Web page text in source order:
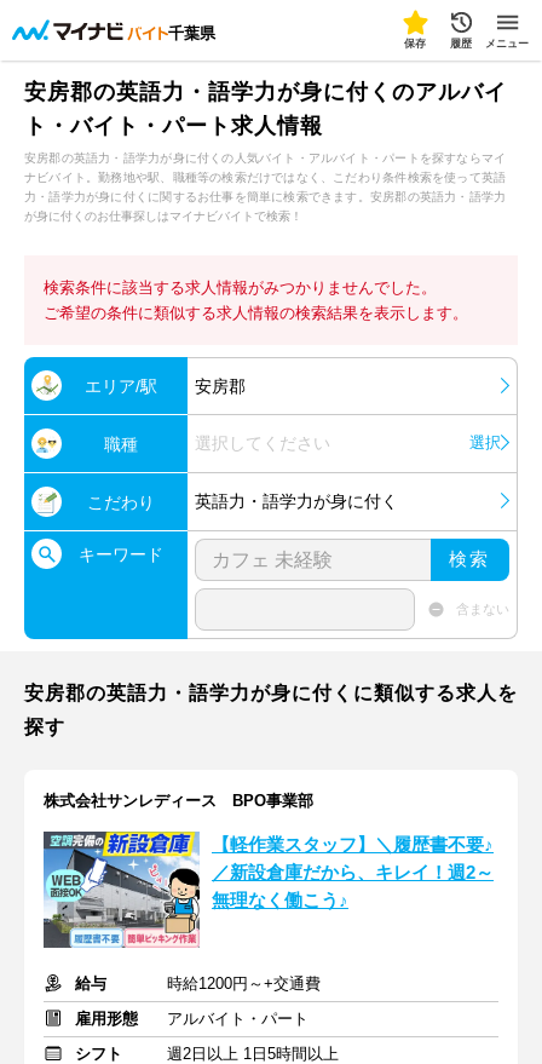
千葉県
保存 履歴 メニュー
安房郡の英語力・語学力が身に付くのアルバイ
ト・バイト・パート求人情報
安房郡の英語力・語学力が身に付くの人気バイト・アルバイト・パートを探すならマイ
ナビバイト。勤務地や駅、職種等の検索だけではなく、こだわり条件検索を使って英語
力・語学力が身に付くに関するお仕事を簡単に検索できます。安房郡の英語力・語学力
が身に付くのお仕事探しはマイナビバイトで検索！
検索条件に該当する求人情報がみつかりませんでした。
ご希望の条件に類似する求人情報の検索結果を表示します。
エリア/駅 安房郡
職種 選択してください 選択
こだわり 英語力・語学力が身に付く
キーワード 検索
含まない
安房郡の英語力・語学力が身に付くに類似する求人を
探す
株式会社サンレディース BPO事業部
【軽作業スタッフ】＼履歴書不要♪
／新設倉庫だから、キレイ！週2～
無理なく働こう♪
給与
時給1200円～+交通費
雇用形態
アルバイト・パート
シフト
週2日以上 1日5時間以上